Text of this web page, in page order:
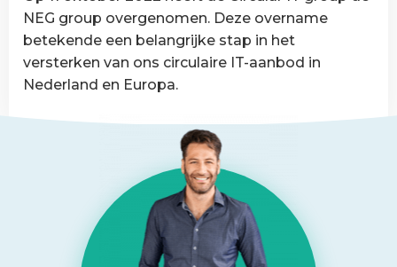
van
België
NEG group overgenomen. Deze overname
betekende een belangrijke stap in het
versterken van ons circulaire IT-aanbod in
Nederland en Europa.
overgenomen